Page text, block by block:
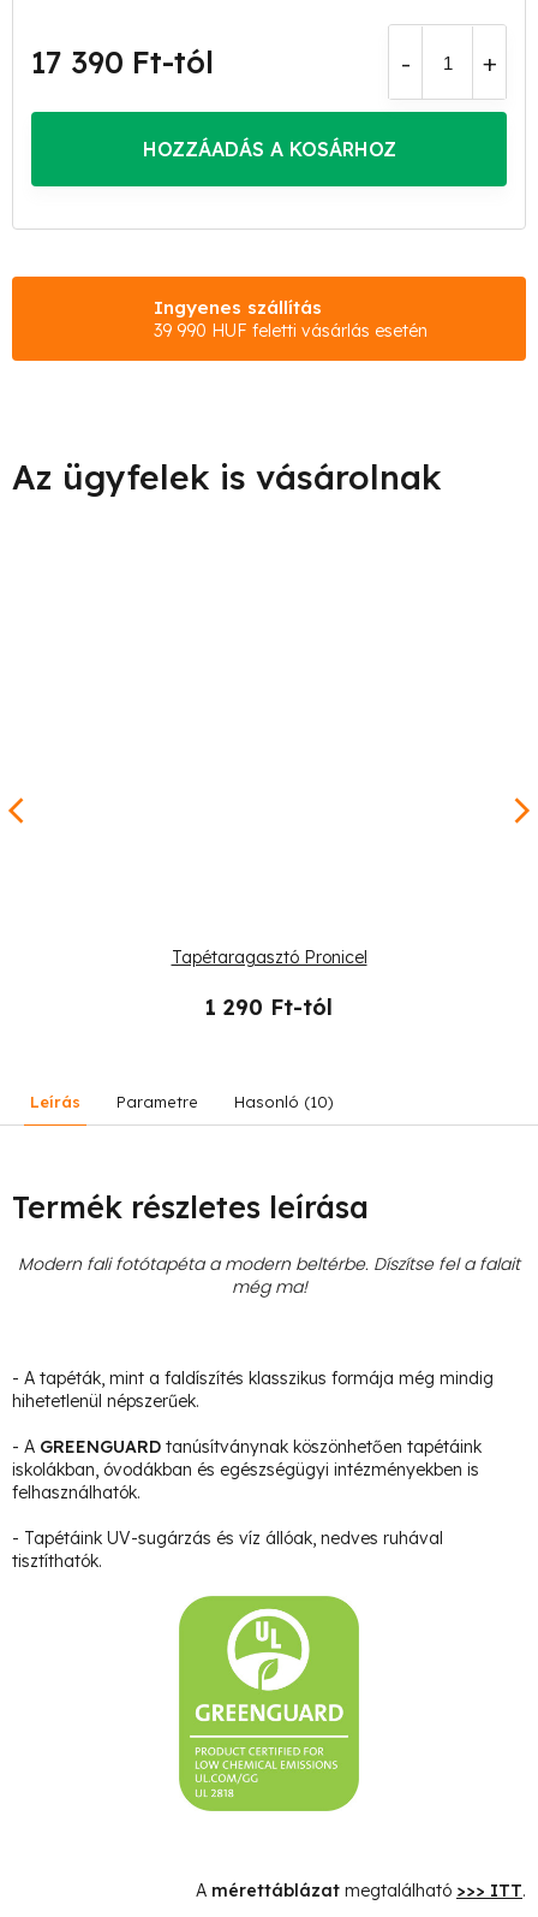
17 390 Ft-tól
HOZZÁADÁS A KOSÁRHOZ
Ingyenes szállítás
39 990 HUF feletti vásárlás esetén
Tapétaragasztó Pronicel
1 290 Ft-tól
Leírás Parametre Hasonló (10)
Termék részletes leírása
Modern fali fotótapéta a modern beltérbe. Díszítse fel a falait
még ma!
- A tapéták, mint a faldíszítés klasszikus formája még mindig
hihetetlenül népszerűek.
- A GREENGUARD tanúsítványnak köszönhetően tapétáink
iskolákban, óvodákban és egészségügyi intézményekben is
felhasználhatók.
- Tapétáink UV-sugárzás és víz állóak, nedves ruhával
tisztíthatók.
A mérettáblázat megtalálható >>> ITT.